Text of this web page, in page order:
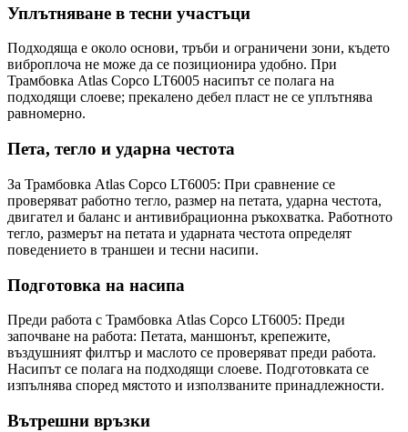
Уплътняване в тесни участъци
Подходяща е около основи, тръби и ограничени зони, където
виброплоча не може да се позиционира удобно. При
Трамбовка Atlas Copco LT6005 насипът се полага на
подходящи слоеве; прекалено дебел пласт не се уплътнява
равномерно.
Пета, тегло и ударна честота
За Трамбовка Atlas Copco LT6005: При сравнение се
проверяват работно тегло, размер на петата, ударна честота,
двигател и баланс и антивибрационна ръкохватка. Работното
тегло, размерът на петата и ударната честота определят
поведението в траншеи и тесни насипи.
Подготовка на насипа
Преди работа с Трамбовка Atlas Copco LT6005: Преди
започване на работа: Петата, маншонът, крепежите,
въздушният филтър и маслото се проверяват преди работа.
Насипът се полага на подходящи слоеве. Подготовката се
изпълнява според мястото и използваните принадлежности.
Вътрешни връзки